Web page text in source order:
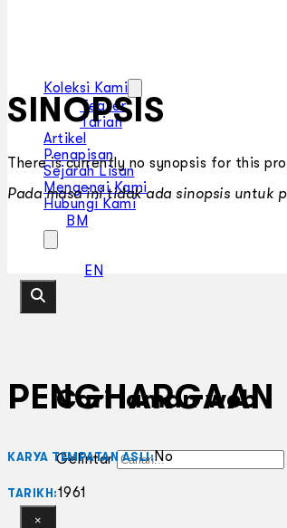
Koleksi Kami
Teater
Tarian
Artikel
Penapisan
Sejarah Lisan
Mengenai Kami
Hubungi Kami
BM
EN
Cari laman web
Gelintar
×
SINOPSIS
There is currently no synopsis for this
Pada masa ini tidak ada sinopsis untuk
PENGHARGAAN
KARYA TEMPATAN ASLI: No
TARIKH:1961